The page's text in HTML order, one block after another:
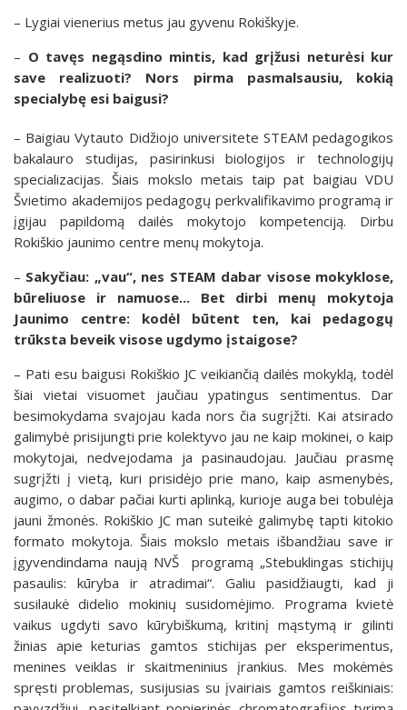
– Lygiai vienerius metus jau gyvenu Rokiškyje.
– O tavęs negąsdino mintis, kad grįžusi neturėsi kur
save realizuoti? Nors pirma pasmalsausiu, kokią
specialybę esi baigusi?
– Baigiau Vytauto Didžiojo universitete STEAM pedagogikos
bakalauro studijas, pasirinkusi biologijos ir technologijų
specializacijas. Šiais mokslo metais taip pat baigiau VDU
Švietimo akademijos pedagogų perkvalifikavimo programą ir
įgijau papildomą dailės mokytojo kompetenciją. Dirbu
Rokiškio jaunimo centre menų mokytoja.
– Sakyčiau: „vau“, nes STEAM dabar visose mokyklose,
būreliuose ir namuose... Bet dirbi menų mokytoja
Jaunimo centre: kodėl būtent ten, kai pedagogų
trūksta beveik visose ugdymo įstaigose?
– Pati esu baigusi Rokiškio JC veikiančią dailės mokyklą, todėl
šiai vietai visuomet jaučiau ypatingus sentimentus. Dar
besimokydama svajojau kada nors čia sugrįžti. Kai atsirado
galimybė prisijungti prie kolektyvo jau ne kaip mokinei, o kaip
mokytojai, nedvejodama ja pasinaudojau. Jaučiau prasmę
sugrįžti į vietą, kuri prisidėjo prie mano, kaip asmenybės,
augimo, o dabar pačiai kurti aplinką, kurioje auga bei tobulėja
jauni žmonės. Rokiškio JC man suteikė galimybę tapti kitokio
formato mokytoja. Šiais mokslo metais išbandžiau save ir
įgyvendindama naują NVŠ programą „Stebuklingas stichijų
pasaulis: kūryba ir atradimai“. Galiu pasidžiaugti, kad ji
susilaukė didelio mokinių susidomėjimo. Programa kvietė
vaikus ugdyti savo kūrybiškumą, kritinį mąstymą ir gilinti
žinias apie keturias gamtos stichijas per eksperimentus,
menines veiklas ir skaitmeninius įrankius. Mes mokėmės
spręsti problemas, susijusias su įvairiais gamtos reiškiniais: